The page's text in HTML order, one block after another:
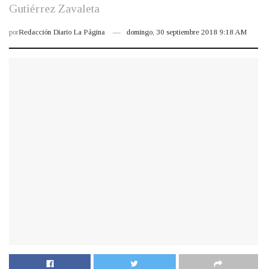
Gutiérrez Zavaleta
porRedacción Diario La Página domingo, 30 septiembre 2018 9:18 AM